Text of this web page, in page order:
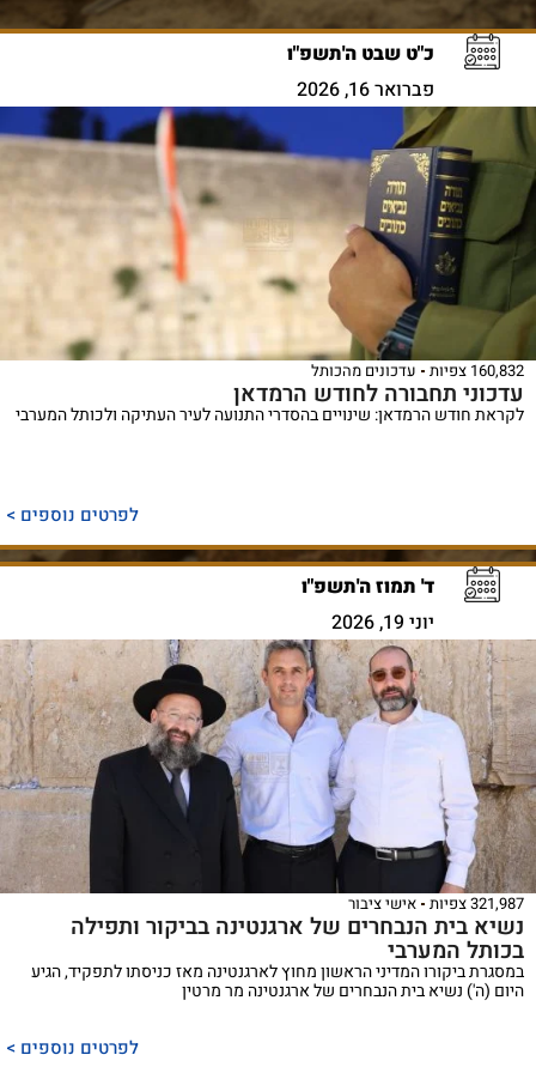
כ"ט שבט ה'תשפ"ו
פברואר 16, 2026
160,832 צפיות עדכונים מהכותל
עדכוני תחבורה לחודש הרמדאן
לקראת חודש הרמדאן: שינויים בהסדרי התנועה לעיר העתיקה ולכותל המערבי
לפרטים נוספים >
ד' תמוז ה'תשפ"ו
יוני 19, 2026
321,987 צפיות אישי ציבור
נשיא בית הנבחרים של ארגנטינה בביקור ותפילה
בכותל המערבי
במסגרת ביקורו המדיני הראשון מחוץ לארגנטינה מאז כניסתו לתפקיד, הגיע
היום (ה') נשיא בית הנבחרים של ארגנטינה מר מרטין
לפרטים נוספים >